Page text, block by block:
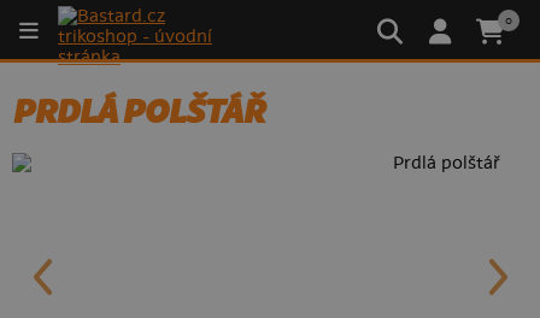
0
PRDLÁ POLŠTÁŘ